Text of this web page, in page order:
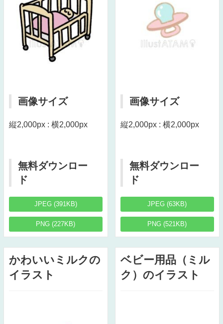
画像サイズ
縦2,000px : 横2,000px
無料ダウンロー
ド
JPEG (391KB)
PNG (227KB)
画像サイズ
縦2,000px : 横2,000px
無料ダウンロー
ド
JPEG (63KB)
PNG (521KB)
かわいいミルクの
イラスト
ベビー用品（ミル
ク）のイラスト